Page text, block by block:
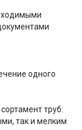
одного
труб:
так и мелким